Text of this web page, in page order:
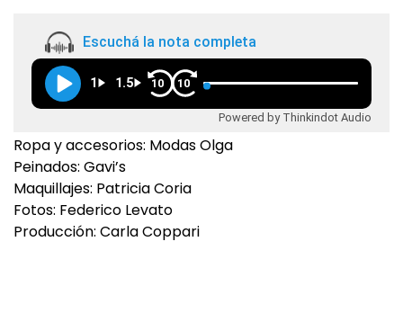
Escuchá la nota completa
1 1.5 10 10
Powered by Thinkindot Audio
Ropa y accesorios: Modas Olga
Peinados: Gavi’s
Maquillajes: Patricia Coria
Fotos: Federico Levato
Producción: Carla Coppari